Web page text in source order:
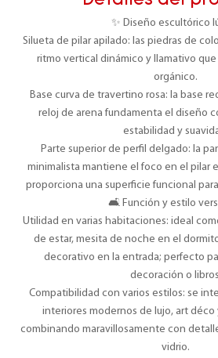
✨ Diseño escultórico
Silueta de pilar apilado: las piedras de
ritmo vertical dinámico y llamativo
orgánico.
Base curva de travertino rosa: la base
reloj de arena fundamenta el diseño
estabilidad y
Parte superior de perfil delgado: la
minimalista mantiene el foco en el pilar
proporciona una superficie funcional
🛋️ Función y estilo
Utilidad en varias habitaciones: ideal
de estar, mesita de noche en el
decorativo en la entrada; perfecto
decoración o
Compatibilidad con varios estilos: se
interiores modernos de lujo, art
combinando maravillosamente con
vidrio.